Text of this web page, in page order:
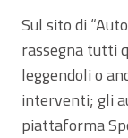
Sul sito di
rassegna tutti
leggendoli o
interventi; gli
piattaforma